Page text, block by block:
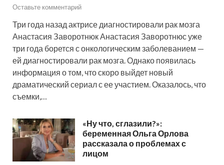
Оставьте комментарий
Три года назад актрисе диагностировали рак мозга
Анастасия Заворотнюк Анастасия Заворотнюс уже
три года борется с онкологическим заболеванием —
ей диагностировали рак мозга. Однако появилась
информация о том, что скоро выйдет новый
драматический сериал с ее участием. Оказалось, что
съемки,…
«Ну что, сглазили?»:
беременная Ольга Орлова
рассказала о проблемах с
лицом